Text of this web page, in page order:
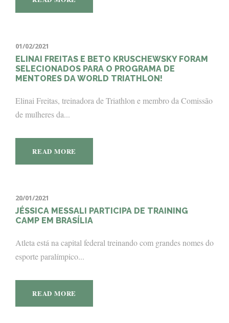
01/02/2021
ELINAI FREITAS E BETO KRUSCHEWSKY FORAM
SELECIONADOS PARA O PROGRAMA DE
MENTORES DA WORLD TRIATHLON!
Elinai Freitas, treinadora de Triathlon e membro da Comissão
de mulheres da...
READ MORE
20/01/2021
JÉSSICA MESSALI PARTICIPA DE TRAINING
CAMP EM BRASÍLIA
Atleta está na capital federal treinando com grandes nomes do
esporte paralímpico...
READ MORE